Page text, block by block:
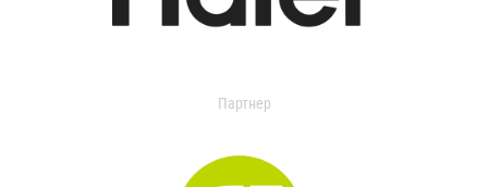
Партнер